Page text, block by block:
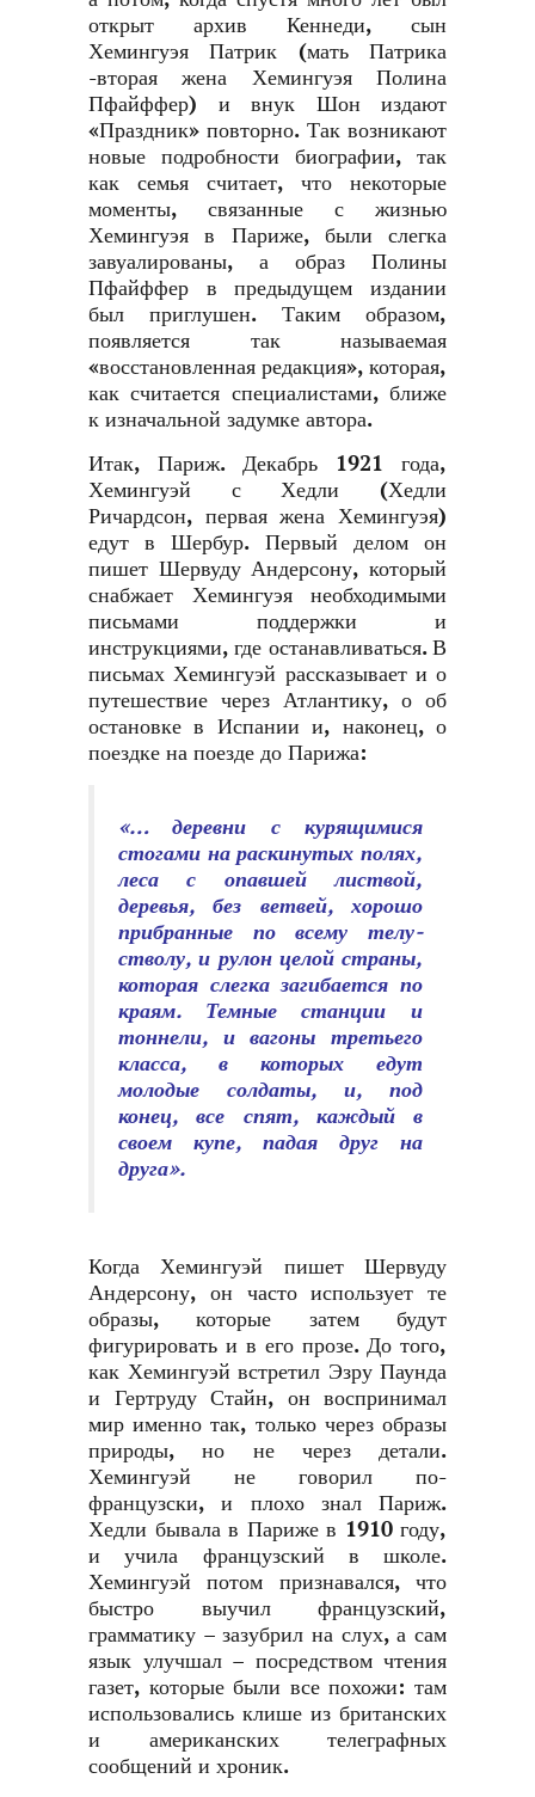
открыт архив Кеннеди, сын
Хемингуэя Патрик (мать Патрика
-вторая жена Хемингуэя Полина
Пфайффер) и внук Шон издают
«Праздник» повторно. Так возникают
новые подробности биографии, так
как семья считает, что некоторые
моменты, связанные с жизнью
Хемингуэя в Париже, были слегка
завуалированы, а образ Полины
Пфайффер в предыдущем издании
был приглушен. Таким образом,
появляется так называемая
«восстановленная редакция», которая,
как считается специалистами, ближе
к изначальной задумке автора.
Итак, Париж. Декабрь 1921 года,
Хемингуэй с Хедли (Хедли
Ричардсон, первая жена Хемингуэя)
едут в Шербур. Первый делом он
пишет Шервуду Андерсону, который
снабжает Хемингуэя необходимыми
письмами поддержки и
инструкциями, где останавливаться. В
письмах Хемингуэй рассказывает и о
путешествие через Атлантику, о об
остановке в Испании и, наконец, о
поездке на поезде до Парижа:
«… деревни с курящимися
стогами на раскинутых полях,
леса с опавшей листвой,
деревья, без ветвей, хорошо
прибранные по всему телу-
стволу, и рулон целой страны,
которая слегка загибается по
краям. Темные станции и
тоннели, и вагоны третьего
класса, в которых едут
молодые солдаты, и, под
конец, все спят, каждый в
своем купе, падая друг на
друга».
Когда Хемингуэй пишет Шервуду
Андерсону, он часто использует те
образы, которые затем будут
фигурировать и в его прозе. До того,
как Хемингуэй встретил Эзру Паунда
и Гертруду Стайн, он воспринимал
мир именно так, только через образы
природы, но не через детали.
Хемингуэй не говорил по-
французски, и плохо знал Париж.
Хедли бывала в Париже в 1910 году,
и учила французский в школе.
Хемингуэй потом признавался, что
быстро выучил французский,
грамматику – зазубрил на слух, а сам
язык улучшал – посредством чтения
газет, которые были все похожи: там
использовались клише из британских
и американских телеграфных
сообщений и хроник.